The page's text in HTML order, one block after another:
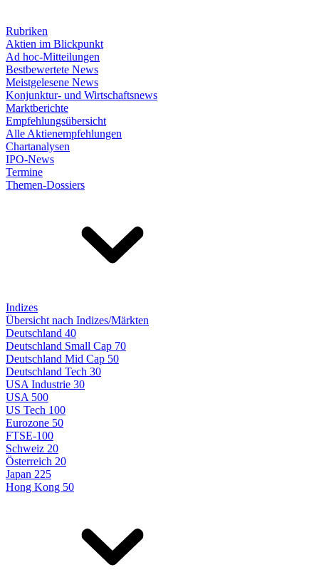
Rubriken
Aktien im Blickpunkt
Ad hoc-Mitteilungen
Bestbewertete News
Meistgelesene News
Konjunktur- und Wirtschaftsnews
Marktberichte
Empfehlungsübersicht
Alle Aktienempfehlungen
Chartanalysen
IPO-News
Termine
Themen-Dossiers
Indizes
Übersicht nach Indizes/Märkten
Deutschland 40
Deutschland Small Cap 70
Deutschland Mid Cap 50
Deutschland Tech 30
USA Industrie 30
USA 500
US Tech 100
Eurozone 50
FTSE-100
Schweiz 20
Österreich 20
Japan 225
Hong Kong 50